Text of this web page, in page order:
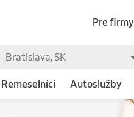
Pre firmy
Remeselníci Autoslužby